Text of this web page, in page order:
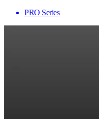
PRO Series